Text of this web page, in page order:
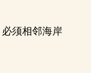
须相邻海岸